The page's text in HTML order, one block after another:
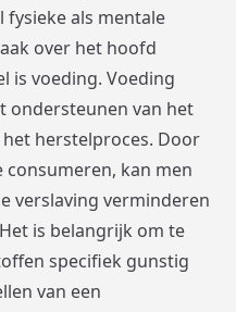
als mentale
over het hoofd
is voeding. Voeding
ondersteunen van het
herstelproces. Door
kan men
verslaving verminderen
is belangrijk om te
specifiek gunstig
van een